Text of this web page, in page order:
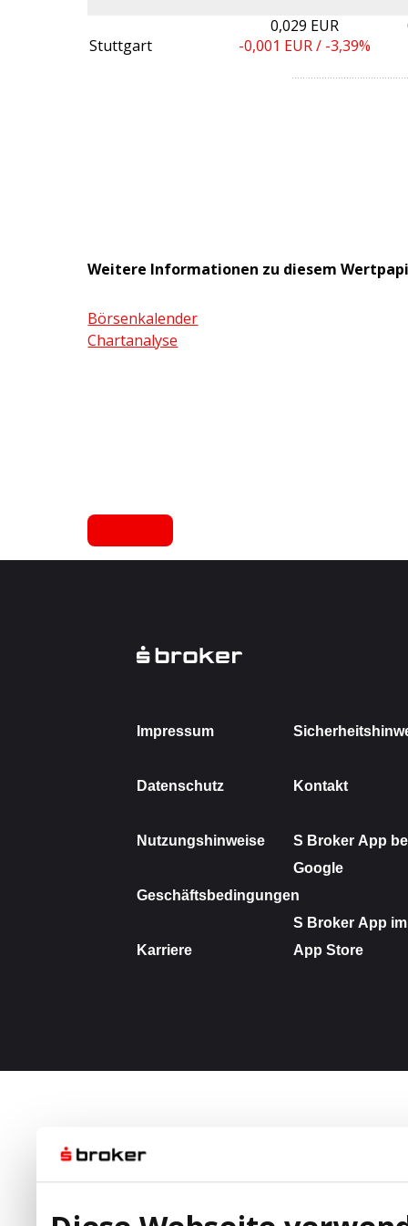
Stuttgart
0,029 EUR
-0,001 EUR / -3,39%
Weitere Informationen zu diesem
Börsenkalender
Chartanalyse